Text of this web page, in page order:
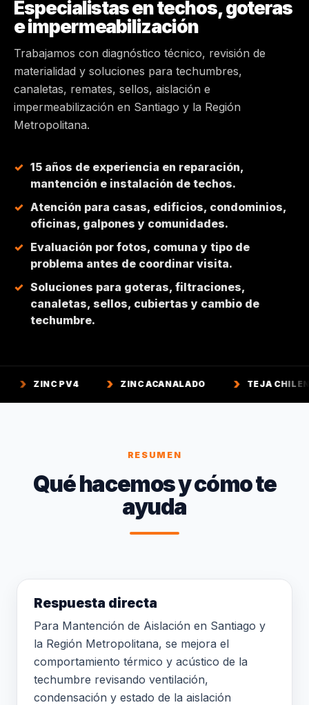
MAIPÚ
PEÑALOLÉN
HUECHURABA
COLINA
CHICUREO
Especialistas en techos, goteras
e impermeabilización
Trabajamos con diagnóstico técnico, revisión de
materialidad y soluciones para techumbres,
canaletas, remates, sellos, aislación e
impermeabilización en Santiago y la Región
Metropolitana.
15 años de experiencia en reparación,
mantención e instalación de techos.
Atención para casas, edificios, condominios,
oficinas, galpones y comunidades.
Evaluación por fotos, comuna y tipo de
problema antes de coordinar visita.
Soluciones para goteras, filtraciones,
canaletas, sellos, cubiertas y cambio de
techumbre.
ZINC ACANALADO TEJA CHILENA
RESUMEN
Qué hacemos y cómo te
ayuda
Respuesta directa
Para Mantención de Aislación en Santiago y
la Región Metropolitana, se mejora el
comportamiento térmico y acústico de la
techumbre revisando ventilación,
condensación y estado de la aislación